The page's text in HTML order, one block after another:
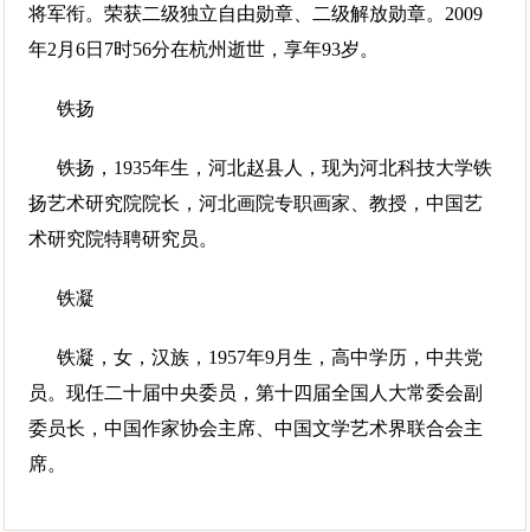
将军衔。荣获二级独立自由勋章、二级解放勋章。2009
年2月6日7时56分在杭州逝世，享年93岁。
铁扬
铁扬，1935年生，河北赵县人，现为河北科技大学铁
扬艺术研究院院长，河北画院专职画家、教授，中国艺
术研究院特聘研究员。
铁凝
铁凝，女，汉族，1957年9月生，高中学历，中共党
员。现任二十届中央委员，第十四届全国人大常委会副
委员长，中国作家协会主席、中国文学艺术界联合会主
席。